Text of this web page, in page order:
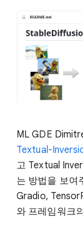
ML GDE
Textual-
고 Textual
는 방법을 보여
Gradio,
와 프레임워크